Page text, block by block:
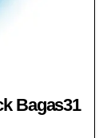
Bagas31​